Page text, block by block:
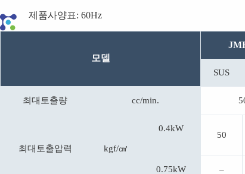
제품사양표: 60Hz
모델
SUS
최대토출량 cc/min.
최대토출압력 kgf/㎠
0.4kW
50
0.75kW –